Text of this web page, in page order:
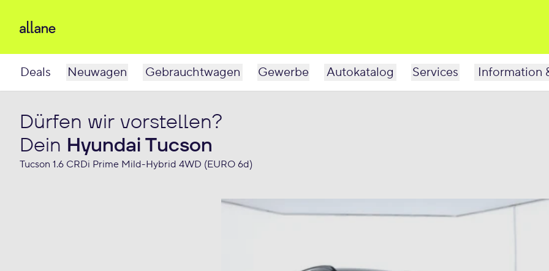
Deals Neuwagen Gebrauchtwagen Gewerbe Autokatalog Services Information
Dürfen wir vorstellen?
Dein Hyundai Tucson
Tucson 1.6 CRDi Prime Mild-Hybrid 4WD (EURO 6d)